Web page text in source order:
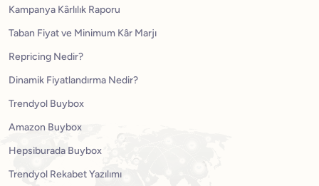
Kampanya Kârlılık Raporu
Taban Fiyat ve Minimum Kâr Marjı
Repricing Nedir?
Dinamik Fiyatlandırma Nedir?
Trendyol Buybox
Amazon Buybox
Hepsiburada Buybox
Trendyol Rekabet Yazılımı